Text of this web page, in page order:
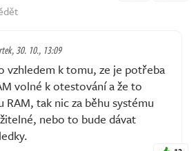
30. 10., 13:09
vzhledem k tomu, ze je potřeba
volné k otestování a že to
RAM, tak nic za běhu systému
nebo to bude dávat